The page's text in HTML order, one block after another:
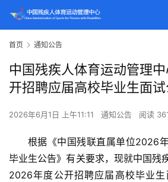
首页 通知公告
中国残疾人体育运动管理
开招聘应届高校毕业生面
2026年6月1日 上午11:11 通知公告 阅读
根据《中国残联直属单位2026
毕业生公告》有关要求，现就中国残
2026年度公开招聘应届高校毕业